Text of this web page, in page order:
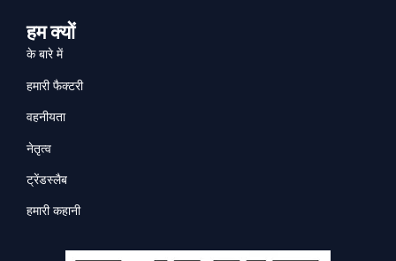
हम क्यों
के बारे में
हमारी फैक्टरी
वहनीयता
नेतृत्व
ट्रेंडस्लैब
हमारी कहानी